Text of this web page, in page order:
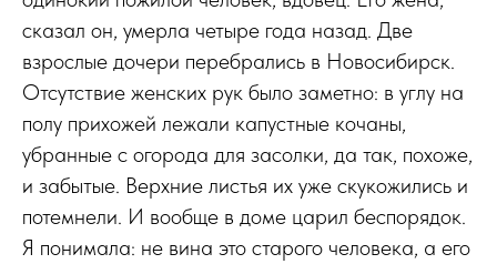
сказал он, умерла четыре года назад. Две
взрослые дочери перебрались в Новосибирск.
Отсутствие женских рук было заметно: в углу на
полу прихожей лежали капустные кочаны,
убранные с огорода для засолки, да так, похоже,
и забытые. Верхние листья их уже скукожились и
потемнели. И вообще в доме царил беспорядок.
Я понимала: не вина это старого человека, а его